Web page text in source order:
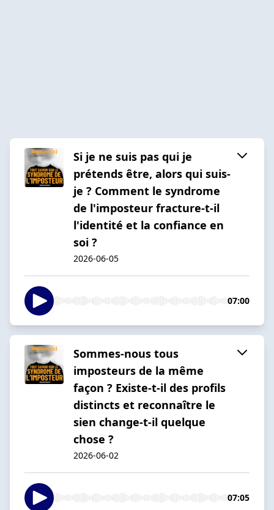
Si je ne suis pas qui je
prétends être, alors qui suis-
je ? Comment le syndrome
de l'imposteur fracture-t-il
l'identité et la confiance en
soi ?
2026-06-05
07:00
Sommes-nous tous
imposteurs de la même
façon ? Existe-t-il des profils
distincts et reconnaître le
sien change-t-il quelque
chose ?
2026-06-02
07:05